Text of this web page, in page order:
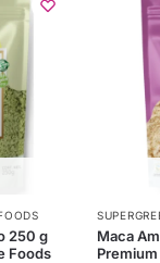
250 g
Foods
Maca